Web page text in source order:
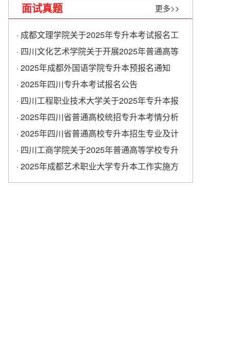
面试真题 更多>>
· 成都文理学院关于2025年专升本考试报名工
作的通知
· 四川文化艺术学院关于开展2025年普通高等
学校专升本考试报名工作的通知
· 2025年成都外国语学院专升本预报名通知
· 2025年四川专升本考试报名公告
· 四川工程职业技术大学关于2025年专升本报
名的通知
· 2025年四川省普通高校统招专升本考情分析
· 2025年四川省普通高校专升本招生专业及计
划
· ​四川工商学院关于2025年普通高等学校专升
本考试报名工作的通知
· 2025年成都艺术职业大学专升本工作实施方
案